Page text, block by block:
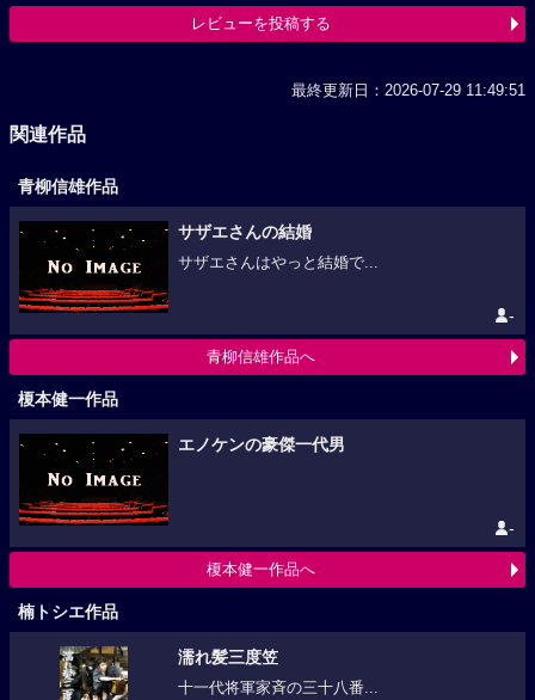
レビューを投稿する
最終更新日：2026-07-29 11:49:51
関連作品
青柳信雄作品
サザエさんの結婚
サザエさんはやっと結婚で...
-
青柳信雄作品へ
榎本健一作品
エノケンの豪傑一代男
-
榎本健一作品へ
楠トシエ作品
濡れ髪三度笠
十一代将軍家斉の三十八番...